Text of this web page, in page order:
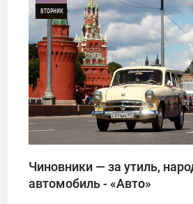
ВТОРНИК
0
Чиновники — за утиль,
автомобиль - «Авто»